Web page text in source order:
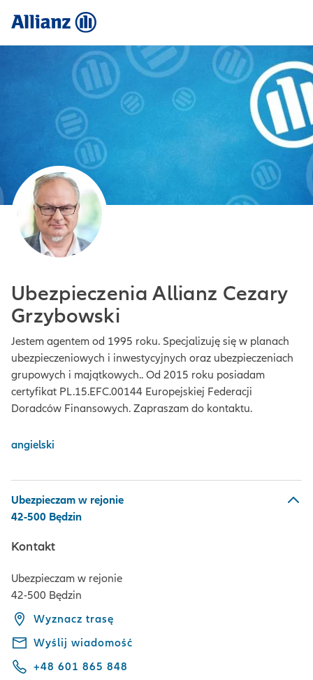
Ubezpieczenia Allianz Cezary
Grzybowski
Jestem agentem od 1995 roku. Specjalizuję się w planach
ubezpieczeniowych i inwestycyjnych oraz ubezpieczeniach
grupowych i majątkowych.. Od 2015 roku posiadam
certyfikat PL.15.EFC.00144 Europejskiej Federacji
Doradców Finansowych. Zapraszam do kontaktu.
angielski
Ubezpieczam w rejonie
42-500 Będzin
Kontakt
Ubezpieczam w rejonie
42-500 Będzin
Wyznacz trasę
Wyślij wiadomość
+48 601 865 848